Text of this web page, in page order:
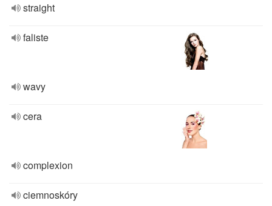
straight
faliste
wavy
cera
complexion
ciemnoskóry